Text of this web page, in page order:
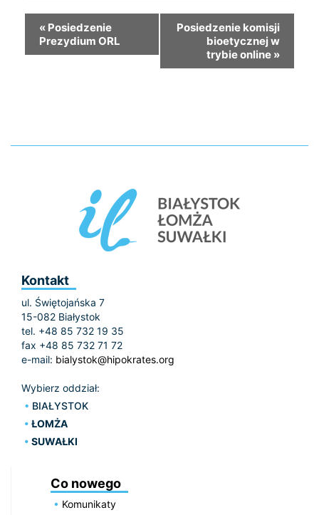
« Posiedzenie
Prezydium ORL
Posiedzenie komisji
bioetycznej w
trybie online »
Kontakt
ul. Świętojańska 7
15-082 Białystok
tel. +48 85 732 19 35
fax +48 85 732 71 72
e-mail: bialystok@hipokrates.org
Wybierz oddział:
BIAŁYSTOK
ŁOMŻA
SUWAŁKI
Co nowego
Komunikaty